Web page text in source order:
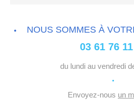
NOUS SOMMES À
03 61 76
du lundi au vendredi
·
Envoyez-nous un